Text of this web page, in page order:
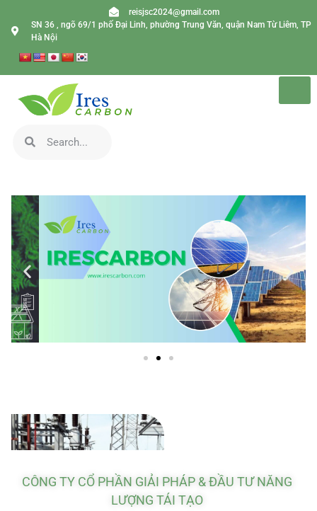
reisjsc2024@gmail.com
SN 36 , ngõ 69/1 phố Đại Linh, phường Trung Văn, quận Nam Từ Liêm, TP
Hà Nội
CÔNG TY CỔ PHẦN GIẢI PHÁP & ĐẦU TƯ NĂNG
LƯỢNG TÁI TẠO